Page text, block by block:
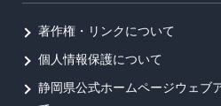
著作権・リンクについて
個人情報保護について
静岡県公式ホームページウェブ